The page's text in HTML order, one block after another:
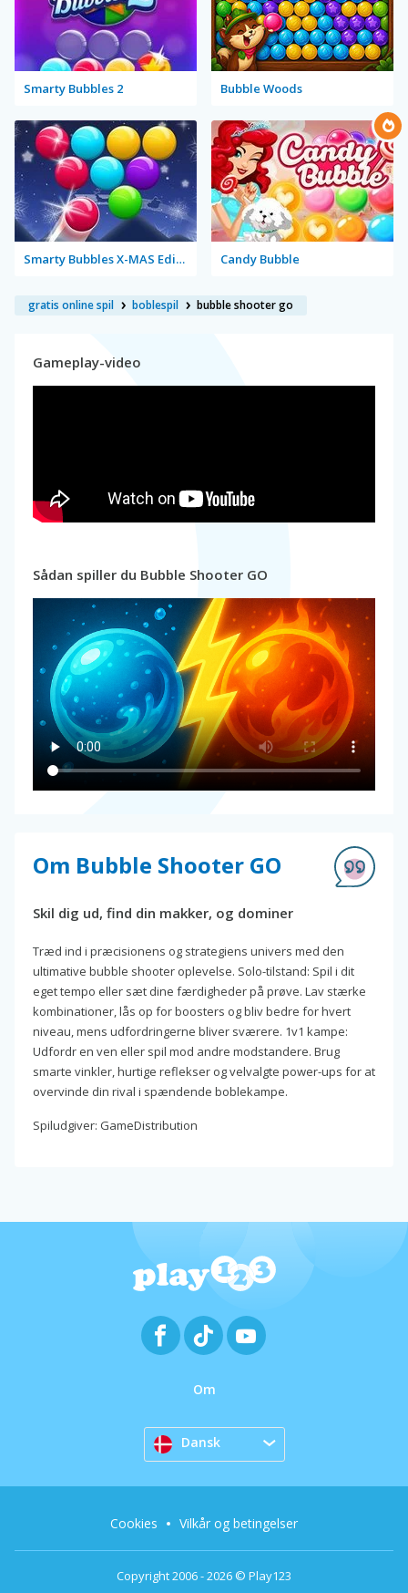
Smarty Bubbles 2 Bubble Woods
Smarty Bubbles X-MAS Edition Candy Bubble
gratis online spil boblespil bubble shooter go
Gameplay-video
Sådan spiller du Bubble Shooter GO
Om Bubble Shooter GO
Skil dig ud, find din makker, og dominer
Træd ind i præcisionens og strategiens univers med den
ultimative bubble shooter oplevelse. Solo-tilstand: Spil i dit
eget tempo eller sæt dine færdigheder på prøve. Lav stærke
kombinationer, lås op for boosters og bliv bedre for hvert
niveau, mens udfordringerne bliver sværere. 1v1 kampe:
Udfordr en ven eller spil mod andre modstandere. Brug
smarte vinkler, hurtige reflekser og velvalgte power-ups for at
overvinde din rival i spændende boblekampe.
Spiludgiver: GameDistribution
Om
Dansk
Copyright 2006 - 2026 © Play123
Cookies Vilkår og betingelser